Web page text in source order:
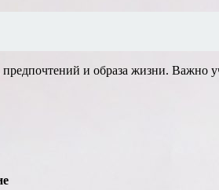
и образа жизни. Важно